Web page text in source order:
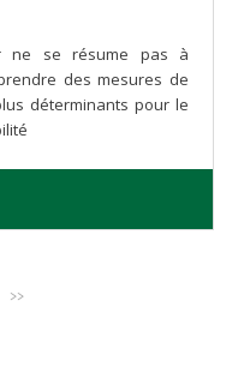
ne se résume pas à
des mesures de
déterminants pour le
>>